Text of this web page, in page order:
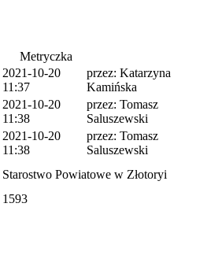
Metryczka
2021-10-20
11:37
przez: Katarzyna
Kamińska
2021-10-20
11:38
przez: Tomasz
Saluszewski
2021-10-20
11:38
przez: Tomasz
Saluszewski
Starostwo Powiatowe w Złotoryi
1593